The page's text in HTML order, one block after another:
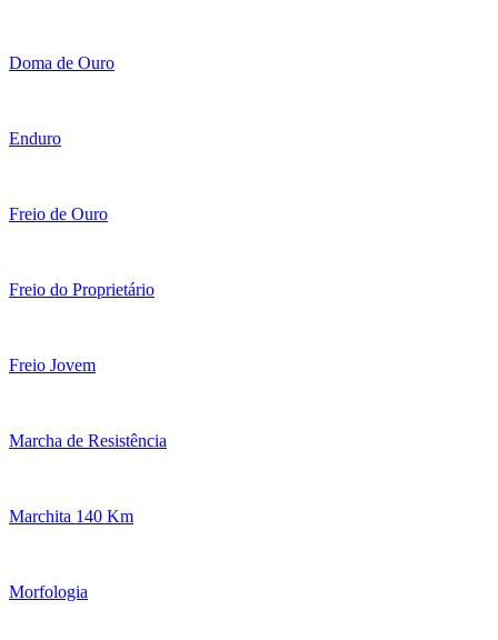
Doma de Ouro
Enduro
Freio de Ouro
Freio do Proprietário
Freio Jovem
Marcha de Resistência
Marchita 140 Km
Morfologia